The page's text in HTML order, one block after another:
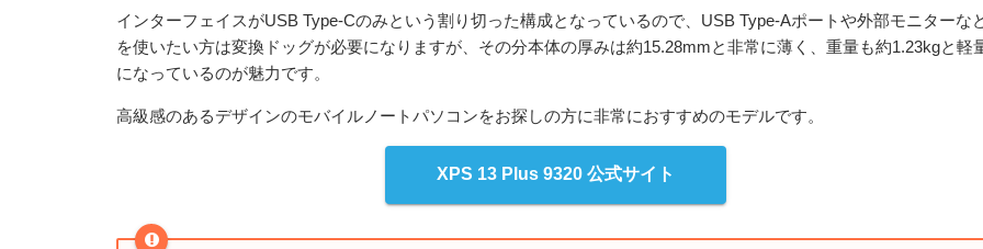
インターフェイスがUSB Type-Cのみという割り切った構成となっているので、USB Type-Aポートや外部モニターな
を使いたい方は変換ドッグが必要になりますが、その分本体の厚みは約15.28mmと非常に薄く、重量も約1.23kgと軽
になっているのが魅力です。
高級感のあるデザインのモバイルノートパソコンをお探しの方に非常におすすめのモデルです。
XPS 13 Plus 9320 公式サイト